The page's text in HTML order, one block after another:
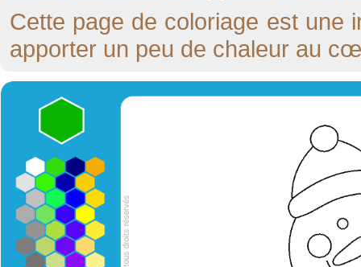
Cette page de coloriage est une
apporter un peu de chaleur au